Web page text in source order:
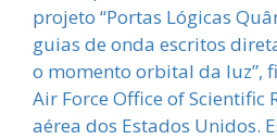
projeto “Portas Lógicas
guias de onda escritos
o momento orbital da luz”,
Air Force Office of Scientific
aérea dos Estados Unidos.